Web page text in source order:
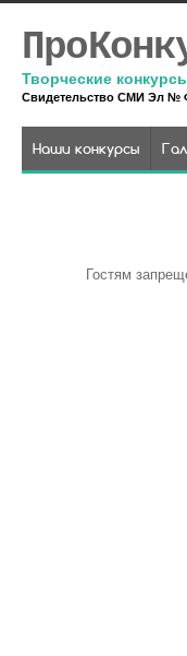
Творческие
Свидетельство СМИ Эл №
Наши конкурсы
Гостям